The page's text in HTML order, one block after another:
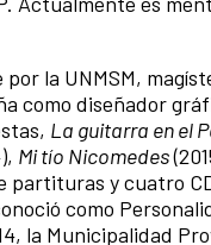
la UNMSM,
como diseñador
La guitarra en el
Mi tío Nicomedes
partituras y cuatro
como
la Municipalidad